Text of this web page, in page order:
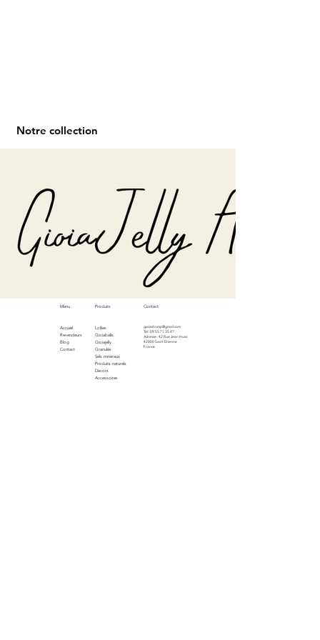
Notre collection
Menu
Accueil
Revendeurs
Blog
Contact
Produits
Lollies
Gioiaballs
Gioiajelly
Granulés
Sels minéraux
Produits naturels
Décors
Accessoires
gioiashrimp@gmail.com
Tel : 09 55 71 35 47
Adresse : 42 Rue Jean Huss
42000 Saint Etienne
France
Contact